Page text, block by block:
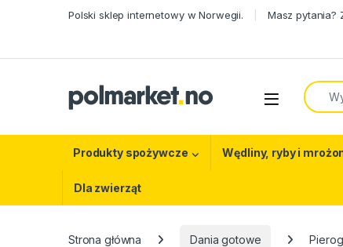
Polski sklep internetowy w Norwegii. Masz pytania?
Open
Produkty spożywcze Wędliny, ryby i
Dla zwierząt
Strona główna Dania gotowe